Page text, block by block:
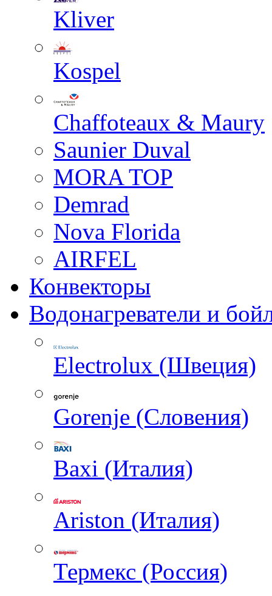
Kliver
Kospel
Chaffoteaux & Maury
Saunier Duval
MORA TOP
Demrad
Nova Florida
AIRFEL
Конвекторы
Водонагреватели и
Electrolux (Швеция)
Gorenje (Словения)
Baxi (Италия)
Ariston (Италия)
Термекс (Россия)